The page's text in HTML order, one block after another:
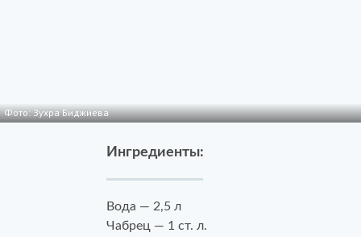
Фото: Зухра Биджиева
Ингредиенты:
Вода — 2,5 л
Чабрец — 1 ст. л.